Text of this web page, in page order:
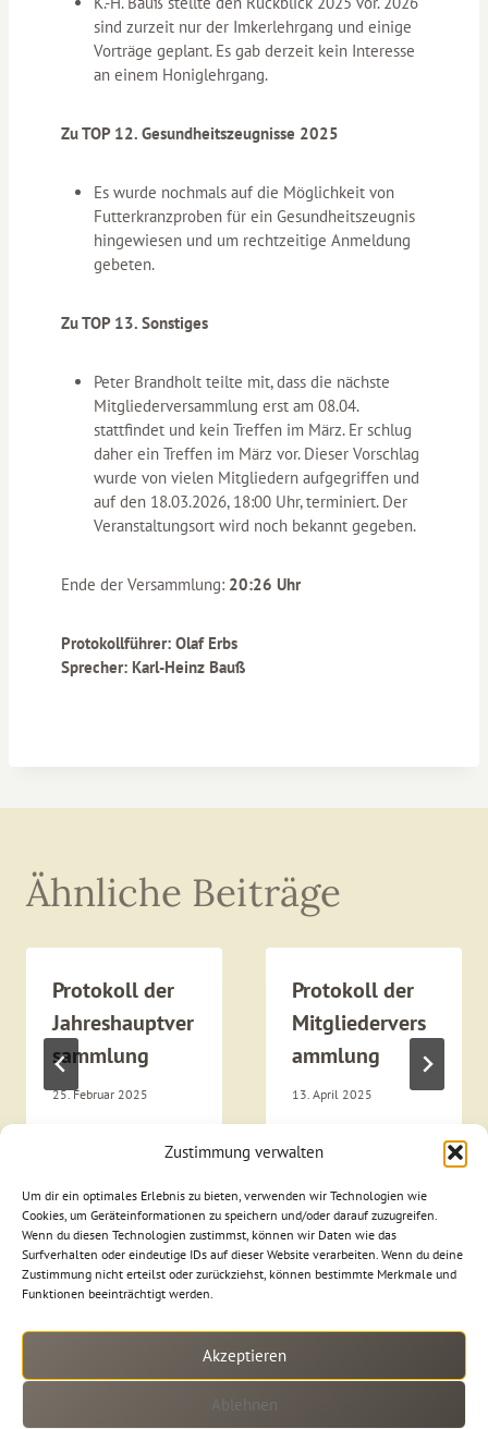
Zustimmung verwalten
Um dir ein optimales Erlebnis zu bieten, verwenden wir Technologien wie
Cookies, um Geräteinformationen zu speichern und/oder darauf zuzugreifen.
Wenn du diesen Technologien zustimmst, können wir Daten wie das
Surfverhalten oder eindeutige IDs auf dieser Website verarbeiten. Wenn du deine
Zustimmung nicht erteilst oder zurückziehst, können bestimmte Merkmale und
Funktionen beeinträchtigt werden.
Akzeptieren
Ablehnen
sind zurzeit nur der Imkerlehrgang und einige
Vorträge geplant. Es gab derzeit kein Interesse
an einem Honiglehrgang.
Zu TOP 12. Gesundheitszeugnisse 2025
Es wurde nochmals auf die Möglichkeit von
Futterkranzproben für ein Gesundheitszeugnis
hingewiesen und um rechtzeitige Anmeldung
gebeten.
Zu TOP 13. Sonstiges
Peter Brandholt teilte mit, dass die nächste
Mitgliederversammlung erst am 08.04.
stattfindet und kein Treffen im März. Er schlug
daher ein Treffen im März vor. Dieser Vorschlag
wurde von vielen Mitgliedern aufgegriffen und
auf den 18.03.2026, 18:00 Uhr, terminiert. Der
Veranstaltungsort wird noch bekannt gegeben.
Ende der Versammlung: 20:26 Uhr
Protokollführer: Olaf Erbs
Sprecher: Karl-Heinz Bauß
Ähnliche Beiträge
Protokoll der
Jahreshauptver
sammlung
25. Februar 2025
Protokoll der
Mitgliedervers
ammlung
13. April 2025